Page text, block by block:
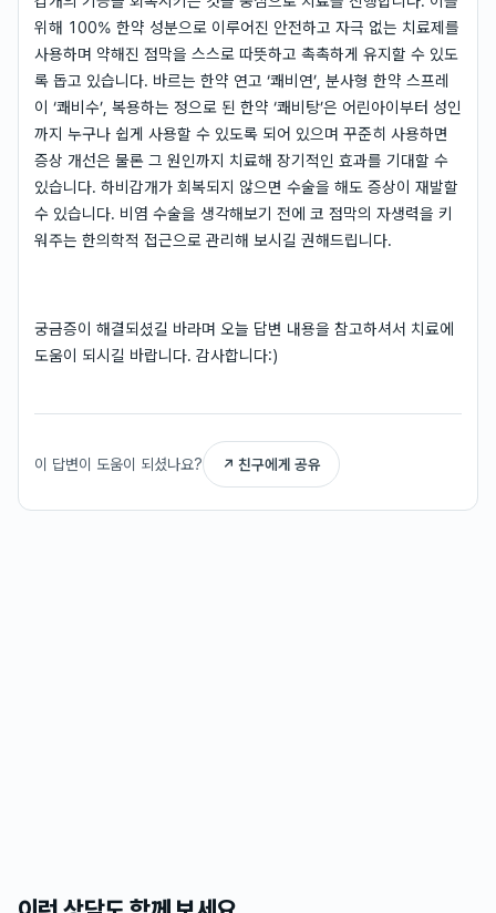
위해 100% 한약 성분으로 이루어진 안전하고 자극 없는 치료제를
사용하며 약해진 점막을 스스로 따뜻하고 촉촉하게 유지할 수 있도
록 돕고 있습니다. 바르는 한약 연고 ‘쾌비연’, 분사형 한약 스프레
이 ‘쾌비수’, 복용하는 정으로 된 한약 ‘쾌비탕’은 어린아이부터 성인
까지 누구나 쉽게 사용할 수 있도록 되어 있으며 꾸준히 사용하면
증상 개선은 물론 그 원인까지 치료해 장기적인 효과를 기대할 수
있습니다. 하비갑개가 회복되지 않으면 수술을 해도 증상이 재발할
수 있습니다. 비염 수술을 생각해보기 전에 코 점막의 자생력을 키
워주는 한의학적 접근으로 관리해 보시길 권해드립니다.
궁금증이 해결되셨길 바라며 오늘 답변 내용을 참고하셔서 치료에
도움이 되시길 바랍니다. 감사합니다:)
이 답변이 도움이 되셨나요? ↗ 친구에게 공유